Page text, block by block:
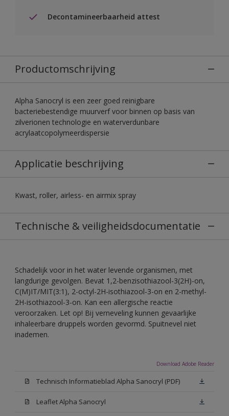
Decontamineerbaarheid attest
Productomschrijving
Alpha Sanocryl is een zeer goed reinigbare
bacteriebestendige muurverf voor binnen op basis van
zilverionen technologie en waterverdunbare
acrylaatcopolymeerdispersie
Applicatie beschrijving
Kwast, roller, airless- en airmix spray
Technische & veiligheidsdocumentatie
Schadelijk voor in het water levende organismen, met
langdurige gevolgen. Bevat 1,2-benzisothiazool-3(2H)-on,
C(M)IT/MIT(3:1), 2-octyl-2H-isothiazool-3-on en 2-methyl-
2H-isothiazool-3-on. Kan een allergische reactie
veroorzaken. Let op! Bij verneveling kunnen gevaarlijke
inhaleerbare druppels worden gevormd. Spuitnevel niet
inademen.
Download Adobe Reader
Technisch Informatieblad Alpha Sanocryl (PDF)
Leaflet Alpha Sanocryl